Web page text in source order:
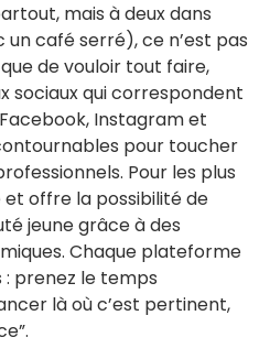
mais à deux dans
un café serré), ce n’est pas
de vouloir tout faire,
sociaux qui correspondent
Instagram et
pour toucher
Pour les plus
offre la possibilité de
jeune grâce à des
Chaque plateforme
: prenez le temps
là où c’est pertinent,